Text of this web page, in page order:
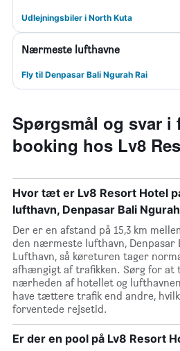
Udlejningsbiler i North Kuta
Nærmeste lufthavne
Fly til Denpasar Bali Ngurah Rai
Spørgsmål og svar
booking hos Lv8
Hvor tæt er Lv8 Resort Hotel
lufthavn, Denpasar Bali
Der er en afstand på 15,3 km
den nærmeste lufthavn, Denpasar
Lufthavn, så køreturen tager
afhængigt af trafikken. Sørg for at
nærheden af hotellet og
have tættere trafik end andre,
forventede rejsetid.
Er der en pool på Lv8 Resort